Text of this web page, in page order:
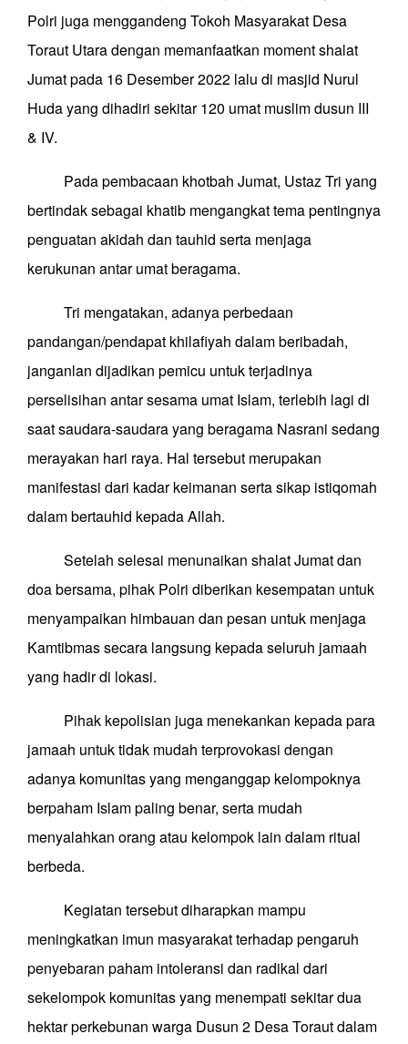
Polri juga menggandeng Tokoh Masyarakat Desa
Toraut Utara dengan memanfaatkan moment shalat
Jumat pada 16 Desember 2022 lalu di masjid Nurul
Huda yang dihadiri sekitar 120 umat muslim dusun III
& IV.
Pada pembacaan khotbah Jumat, Ustaz Tri yang
bertindak sebagai khatib mengangkat tema pentingnya
penguatan akidah dan tauhid serta menjaga
kerukunan antar umat beragama.
Tri mengatakan, adanya perbedaan
pandangan/pendapat khilafiyah dalam beribadah,
janganlan dijadikan pemicu untuk terjadinya
perselisihan antar sesama umat Islam, terlebih lagi di
saat saudara-saudara yang beragama Nasrani sedang
merayakan hari raya. Hal tersebut merupakan
manifestasi dari kadar keimanan serta sikap istiqomah
dalam bertauhid kepada Allah.
Setelah selesai menunaikan shalat Jumat dan
doa bersama, pihak Polri diberikan kesempatan untuk
menyampaikan himbauan dan pesan untuk menjaga
Kamtibmas secara langsung kepada seluruh jamaah
yang hadir di lokasi.
Pihak kepolisian juga menekankan kepada para
jamaah untuk tidak mudah terprovokasi dengan
adanya komunitas yang menganggap kelompoknya
berpaham Islam paling benar, serta mudah
menyalahkan orang atau kelompok lain dalam ritual
berbeda.
Kegiatan tersebut diharapkan mampu
meningkatkan imun masyarakat terhadap pengaruh
penyebaran paham intoleransi dan radikal dari
sekelompok komunitas yang menempati sekitar dua
hektar perkebunan warga Dusun 2 Desa Toraut dalam